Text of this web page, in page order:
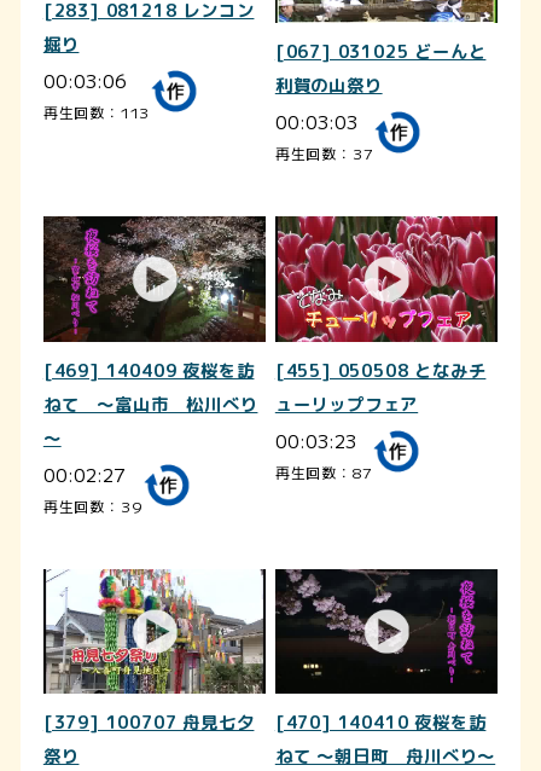
[283] 081218 レンコン
掘り
00:03:06
再生回数：113
[067] 031025 どーんと
利賀の山祭り
00:03:03
再生回数：37
[469] 140409 夜桜を訪
ねて ～富山市 松川べり
～
00:02:27
再生回数：39
[455] 050508 となみチ
ューリップフェア
00:03:23
再生回数：87
[379] 100707 舟見七夕
祭り
[470] 140410 夜桜を訪
ねて ～朝日町 舟川べり～